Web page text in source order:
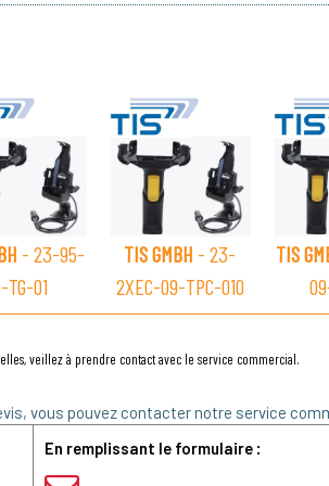
- 23-95-
TG-01
TIS GMBH - 23-
2XEC-09-TPC-010
TIS
veillez à prendre contact avec le service commercial.
vous pouvez contacter notre service
En remplissant le formulaire :